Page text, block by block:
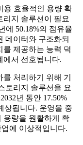
용 효율적인 용량 확
리지 솔루션이 필요
에 50.18%의 점유율
데이터와 구조화되
제공하는 능력 덕
에서 선호됩니다.
처리하기 위해 기
토리지 솔루션을 요
년 동안 17.50%
상됩니다. 운영을 중
용량을 원활하게 확
에 이상적입니다.